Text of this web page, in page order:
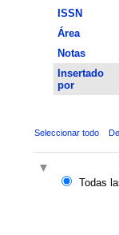
ISSN
Área
Notas
Insertado
por
Seleccionar todo
Todas